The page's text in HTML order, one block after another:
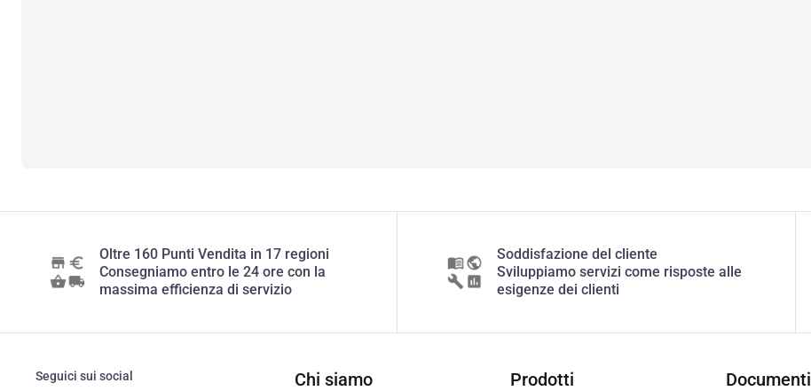
Oltre 160 Punti Vendita in 17 regioni
Consegniamo entro le 24 ore con la
massima efficienza di servizio
Soddisfazione del cliente
Sviluppiamo servizi come risposte alle
esigenze dei clienti
Seguici sui social Chi siamo Prodotti Documenti